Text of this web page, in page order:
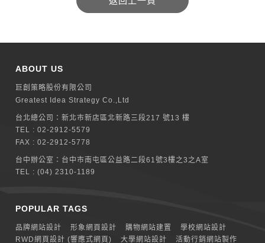
ABOUT US
巨創策略股份有限公司
Greatest Idea Strategy Co.,Ltd
台北總公司：新北巿新店區北新路三段217 號13 樓
TEL :02-2912-5579
FAX : 02-2912-5778
台中辦公室： 台中市南屯區公益路二段61號3樓之3之A室
TEL :(04) 2310-1189
POPULAR TAGS
品牌網站設計 形象網頁設計 購物網站建置
學校網站設計
RWD網頁設計 (響應式網頁)
大學網站設計 活動行銷網站製作